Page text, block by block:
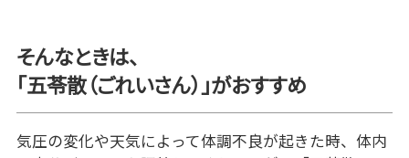
そんなときは、
「五苓散（ごれいさん）」がおすすめ
気圧の変化や天気によって体調不良が起きた時、体内